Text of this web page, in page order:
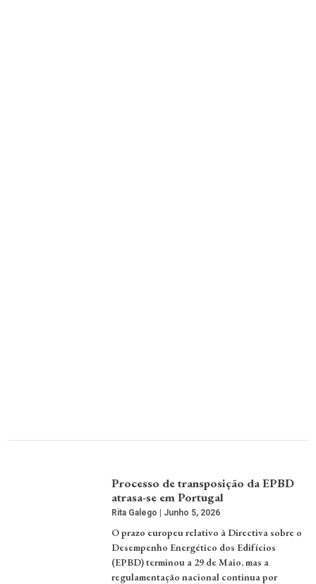
Processo de transposição da EPBD
atrasa-se em Portugal
Rita Galego Junho 5, 2026
O prazo europeu relativo à Directiva sobre o
Desempenho Energético dos Edifícios
(EPBD) terminou a 29 de Maio, mas a
regulamentação nacional continua por